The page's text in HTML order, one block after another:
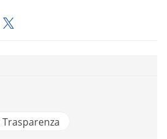
e Trasparenza